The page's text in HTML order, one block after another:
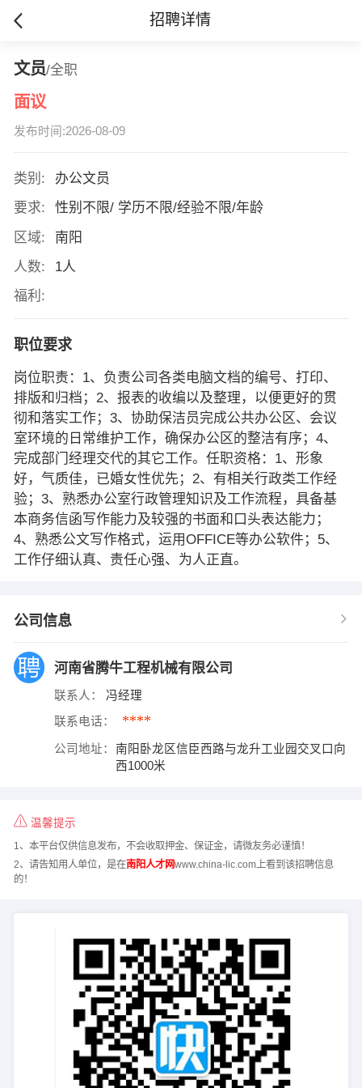
招聘详情
文员/全职
面议
发布时间:2026-08-09
类别:
办公文员
要求:
性别不限/ 学历不限/经验不限/年龄
区域:
南阳
人数:
1人
福利:
职位要求
岗位职责：1、负责公司各类电脑文档的编号、打印、
排版和归档；2、报表的收编以及整理，以便更好的贯
彻和落实工作；3、协助保洁员完成公共办公区、会议
室环境的日常维护工作，确保办公区的整洁有序；4、
完成部门经理交代的其它工作。任职资格：1、形象
好，气质佳，已婚女性优先；2、有相关行政类工作经
验；3、熟悉办公室行政管理知识及工作流程，具备基
本商务信函写作能力及较强的书面和口头表达能力；
4、熟悉公文写作格式，运用OFFICE等办公软件；5、
工作仔细认真、责任心强、为人正直。
公司信息
河南省腾牛工程机械有限公司
联系人： 冯经理
联系电话： ****
公司地址：
南阳卧龙区信臣西路与龙升工业园交叉口向
西1000米
温馨提示
1、本平台仅供信息发布，不会收取押金、保证金，请微友务必谨慎！
2、请告知用人单位，是在南阳人才网www.china-lic.com上看到该招聘信息
的！